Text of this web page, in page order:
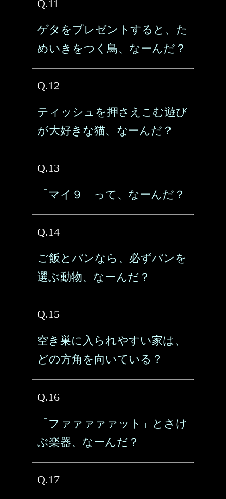
Q.11
ゲタをプレゼントすると、た
めいきをつく鳥、なーんだ？
Q.12
ティッシュを押さえこむ遊び
が大好きな猫、なーんだ？
Q.13
「マイ９」って、なーんだ？
Q.14
ご飯とパンなら、必ずパンを
選ぶ動物、なーんだ？
Q.15
空き巣に入られやすい家は、
どの方角を向いている？
Q.16
「ファァァァァット」とさけ
ぶ楽器、なーんだ？
Q.17